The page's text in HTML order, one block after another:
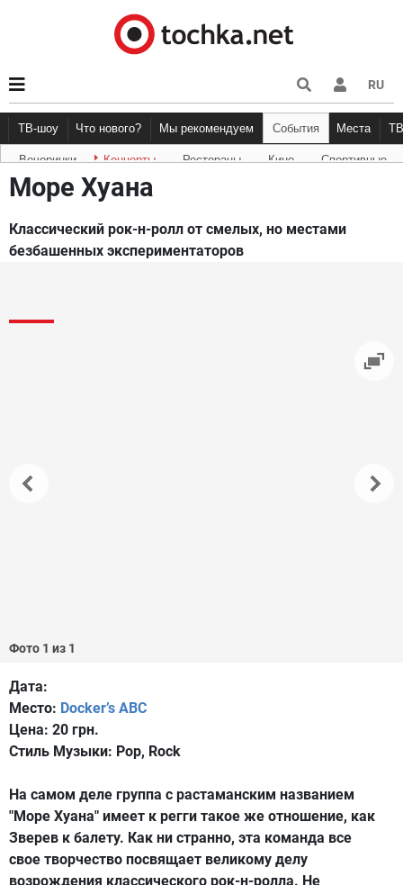
RU
ТВ-шоу Что нового?
Новости афиши Рецензии Куда пойти Точка
Мы рекомендуем События Места
Вечеринки Концерты Рестораны Кино Спортивные
Море Хуана
Классический рок-н-ролл от смелых, но местами
безбашенных экспериментаторов
Фото 1 из 1
Дата:
Место: Docker’s ABC
Цена: 20 грн.
Стиль Музыки: Pop, Rock
На самом деле группа с растаманским названием
"Море Хуана" имеет к регги такое же отношение, как
Зверев к балету. Как ни странно, эта команда все
свое творчество посвящает великому делу
возрождения классического рок-н-ролла. Не